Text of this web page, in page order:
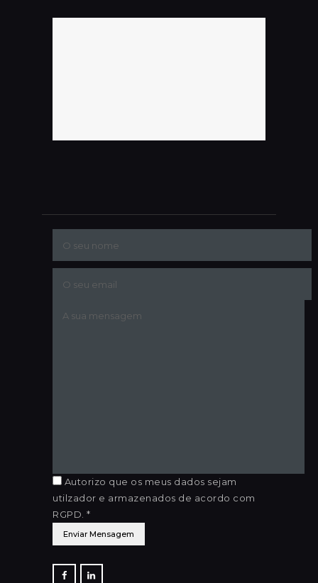
Autorizo que os meus dados sejam
utilzador e armazenados de acordo com
RGPD. *